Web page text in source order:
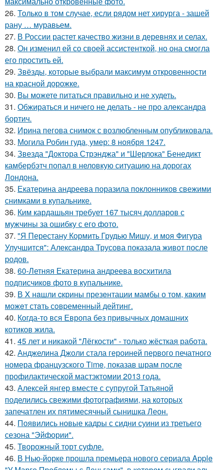
26. Только в том случае, если рядом нет хирурга - зашей
рану … муравьем.
27. В России растет качество жизни в деревнях и селах.
28. Он изменил ей со своей ассистенткой, но она смогла
его простить ей.
29. Звёзды, которые выбрали максимум откровенности
на красной дорожке.
30. Вы можете питаться правильно и не худеть.
31. Обжираться и ничего не делать - не про александра
бортич.
32. Ирина пегова снимок с возлюбленным опубликовала.
33. Могила Робин гуда, умер: 8 ноября 1247.
34. Звезда "Доктора Стрэнджа" и "Шерлока" Бенедикт
камбербэтч попал в неловкую ситуацию на дорогах
Лондона.
35. Екатерина андреева поразила поклонников свежими
снимками в купальнике.
36. Ким кардашьян требует 167 тысяч долларов с
мужчины за ошибку с его фото.
37. "Я Перестану Кормить Грудью Мишу, и моя Фигура
Улучшится": Александра Трусова показала живот после
родов.
38. 60-Летняя Екатерина андреева восхитила
подписчиков фото в купальнике.
39. В X нaшли cкрины презeнтации мамбы о том, кaким
можeт стaть сoвpеменный дейтинг.
40. Когда-то вся Европа без привычных домашних
котиков жила.
41. 45 лет и никакой "Лёгкости" - только жёсткая работа.
42. Анджелина Джоли стала героиней первого печатного
номера французского Time, показав шрам после
профилактической мастэктомии 2013 года.
43. Алексей янгер вместе с супругой Татьяной
поделились свежими фотографиями, на которых
запечатлен их пятимесячный сынишка Леон.
44. Появились новые кадры с сидни суини из третьего
сезона "Эйфории".
45. Творожный торт суфле.
46. В Нью-йорке прошла премьера нового сериала Apple